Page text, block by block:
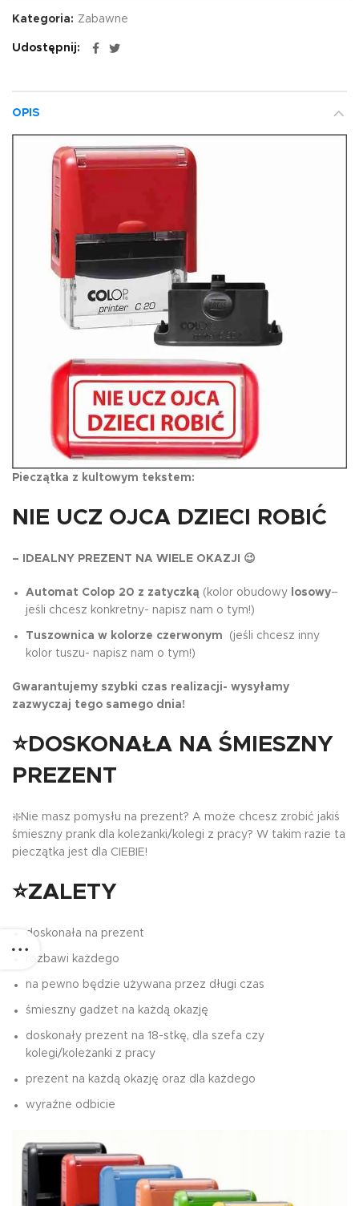
Kategoria: Zabawne
Udostępnij
OPIS
Pieczątka z kultowym tekstem:
NIE UCZ OJCA DZIECI ROBIĆ
– IDEALNY PREZENT NA WIELE OKAZJI 😉
Automat Colop 20 z zatyczką (kolor obudowy losowy–
jeśli chcesz konkretny- napisz nam o tym!)
Tuszownica w kolorze czerwonym
(jeśli chcesz inny
kolor tuszu- napisz nam o tym!)
Gwarantujemy szybki czas realizacji- wysyłamy
zazwyczaj tego samego dnia!
⭐DOSKONAŁA NA ŚMIESZNY
PREZENT
❇️Nie masz pomysłu na prezent? A może chcesz zrobić jakiś
śmieszny prank dla koleżanki/kolegi z pracy? W takim razie ta
pieczątka jest dla CIEBIE!
⭐ZALETY
doskonała na prezent
rozbawi każdego
na pewno będzie używana przez długi czas
śmieszny gadżet na każdą okazję
doskonały prezent na 18-stkę, dla szefa czy
kolegi/koleżanki z pracy
prezent na każdą okazję oraz dla każdego
wyraźne odbicie